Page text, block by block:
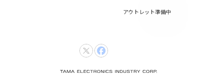
アウトレット準備中